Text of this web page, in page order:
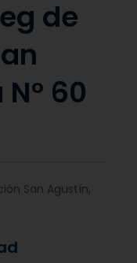
de
60
San Agustín,